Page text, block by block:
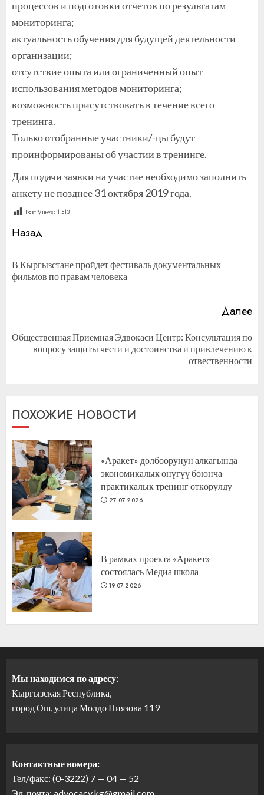
процессов и подготовки отчетов по результатам
мониторинга;
актуальность обучения для будущей деятельности
организации;
отсутствие опыта или ограниченный опыт
использования методов мониторинга;
возможность присутствовать в течение всего
тренинга.
Только отобранные участники/-цы будут
проинформированы об участии в тренинге.
Для подачи заявки на участие необходимо заполнить
анкету не позднее 31 октября 2019 года.
Post Views: 1 513
Продолжить
Назад
В Кыргызстане пройдет фестиваль документальных
фильмов по правам человека
Далее
Следующая
Общественная Приемная Эдвокаси Центр: Консультация по
вопросу защиты чести и достоинства и привлечению к
отвественности
ПОХОЖИЕ НОВОСТИ
«Аракет» долбоорунун алкагында
экономикалык өнүгүү боюнча
практикалык тренинг өткөрүлдү
27.07.2026
В рамках проекта «Аракет»
состоялась Медиа школа
19.07.2026
Мы находимся по адресу:
Кыргызская Республика,
город Ош, улица Молдо Ниязова 119
Контактные номера:
Тел/факс: (0-3222) 7 — 04 — 52